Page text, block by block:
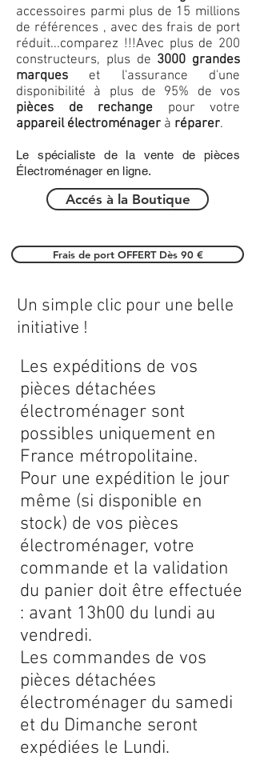
accessoires parmi plus de 15 millions
de références , avec des frais de port
réduit...comparez !!!Avec plus de 200
constructeurs, plus de 3000 grandes
marques et l'assurance d'une
disponibilité à plus de 95% de vos
pièces de rechange pour votre
appareil électroménager à réparer.
Le spécialiste de la vente de pièces
Électroménager en ligne.
Accés à la Boutique
Frais de port OFFERT Dès 90 €
Les expéditions de vos
pièces détachées
électroménager sont
possibles uniquement en
France métropolitaine.
Pour une expédition le jour
même (si disponible en
stock) de vos pièces
électroménager, votre
commande et la validation
du panier doit être effectuée
: avant 13h00 du lundi au
vendredi.
Les commandes de vos
pièces détachées
électroménager du samedi
et du Dimanche seront
expédiées le Lundi.
Un simple clic pour une belle
initiative !